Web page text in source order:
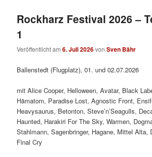
Rockharz Festival 2026 –
1
Veröffentlicht am6. Juli 2026vonSven Bähr
Ballenstedt (Flugplatz), 01. und 02.07.2026
mit Alice Cooper, Helloween, Avatar, Black
Hämatom, Paradise Lost, Agnostic Front,
Heavysaurus, Betonton, Steve’n’Seagulls,
Haunted, Harakiri For The Sky, Warmen,
Stahlmann, Sagenbringer, Hagane, Mittel Alta,
Final Cry